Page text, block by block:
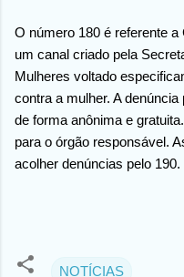
O número 180 é referente a
um canal criado pela
Mulheres voltado
contra a mulher. A
de forma anônima e
para o órgão responsável.
acolher denúncias pelo 190.
NOTÍCIAS